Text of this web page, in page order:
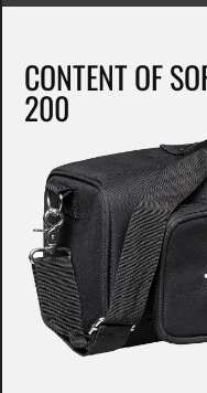
CONTENT OF
200